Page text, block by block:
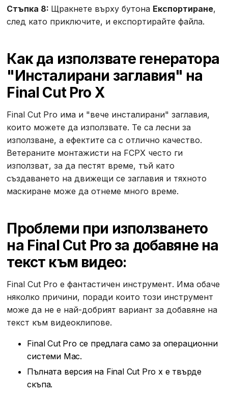
Стъпка 8: Щракнете върху бутона Експортиране,
след като приключите, и експортирайте файла.
Как да използвате генератора
"Инсталирани заглавия" на
Final Cut Pro X
Final Cut Pro има и "вече инсталирани" заглавия,
които можете да използвате. Те са лесни за
използване, а ефектите са с отлично качество.
Ветераните монтажисти на FCPX често ги
използват, за да пестят време, тъй като
създаването на движещи се заглавия и тяхното
маскиране може да отнеме много време.
Проблеми при използването
на Final Cut Pro за добавяне на
текст към видео:
‍Final Cut Pro е фантастичен инструмент. Има обаче
няколко причини, поради които този инструмент
може да не е най-добрият вариант за добавяне на
текст към видеоклипове.
Final Cut Pro се предлага само за операционни
системи Mac.
Пълната версия на Final Cut Pro x е твърде
скъпа.